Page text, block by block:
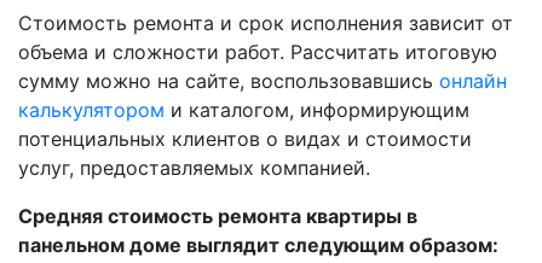
Стоимость ремонта и срок исполнения зависит от
объема и сложности работ. Рассчитать итоговую
сумму можно на сайте, воспользовавшись онлайн
калькулятором и каталогом, информирующим
потенциальных клиентов о видах и стоимости
услуг, предоставляемых компанией.
Средняя стоимость ремонта квартиры в
панельном доме выглядит следующим образом: